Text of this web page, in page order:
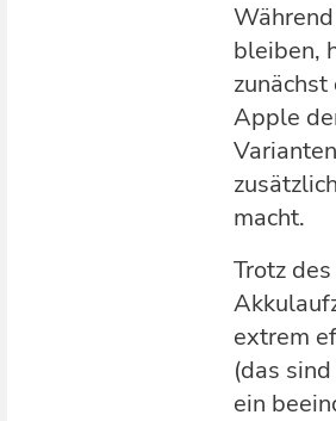
bleiben,
Apple
macht.
Trotz
extrem
(das
ein